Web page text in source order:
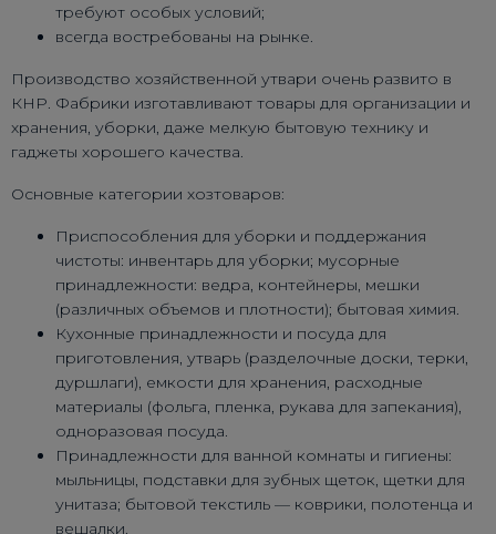
требуют особых условий;
всегда востребованы на рынке.
Производство хозяйственной утвари очень развито в
КНР. Фабрики изготавливают товары для организации и
хранения, уборки, даже мелкую бытовую технику и
гаджеты хорошего качества.
Основные категории хозтоваров:
Приспособления для уборки и поддержания
чистоты: инвентарь для уборки; мусорные
принадлежности: ведра, контейнеры, мешки
(различных объемов и плотности); бытовая химия.
Кухонные принадлежности и посуда для
приготовления, утварь (разделочные доски, терки,
дуршлаги), емкости для хранения, расходные
материалы (фольга, пленка, рукава для запекания),
одноразовая посуда.
Принадлежности для ванной комнаты и гигиены:
мыльницы, подставки для зубных щеток, щетки для
унитаза; бытовой текстиль — коврики, полотенца и
вешалки.